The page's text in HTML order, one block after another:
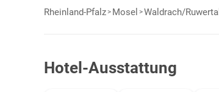
Rheinland-Pfalz Mosel Waldrach/Ruwertal
Hotel-Ausstattung